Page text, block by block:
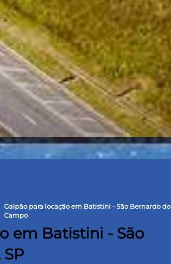
Galpão para locação em Batistini - São Bernardo do
Campo
em Batistini - São